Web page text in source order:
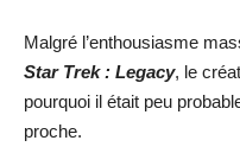
Malgré l’enthousiasme
Star Trek : Legacy, le
pourquoi il était peu
proche.